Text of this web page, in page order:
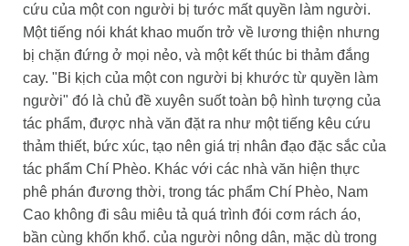
cứu của một con người bị tước mất quyền làm người.
Một tiếng nói khát khao muốn trở về lương thiện nhưng
bị chặn đứng ở mọi nẻo, và một kết thúc bi thảm đắng
cay. "Bi kịch của một con người bị khước từ quyền làm
người" đó là chủ đề xuyên suốt toàn bộ hình tượng của
tác phẩm, được nhà văn đặt ra như một tiếng kêu cứu
thảm thiết, bức xúc, tạo nên giá trị nhân đạo đặc sắc của
tác phẩm Chí Phèo. Khác với các nhà văn hiện thực
phê phán đương thời, trong tác phẩm Chí Phèo, Nam
Cao không đi sâu miêu tả quá trình đói cơm rách áo,
bần cùng khốn khổ. của người nông dân, mặc dù trong